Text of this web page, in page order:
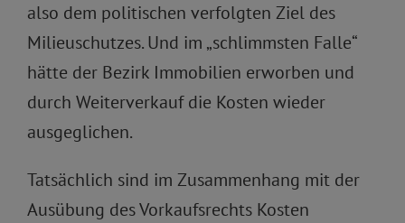
also dem politischen verfolgten Ziel des
Milieuschutzes. Und im „schlimmsten Falle“
hätte der Bezirk Immobilien erworben und
durch Weiterverkauf die Kosten wieder
ausgeglichen.
Tatsächlich sind im Zusammenhang mit der
Ausübung des Vorkaufsrechts Kosten